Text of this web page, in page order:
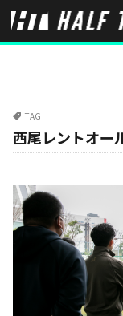
TAG
西尾レントオー